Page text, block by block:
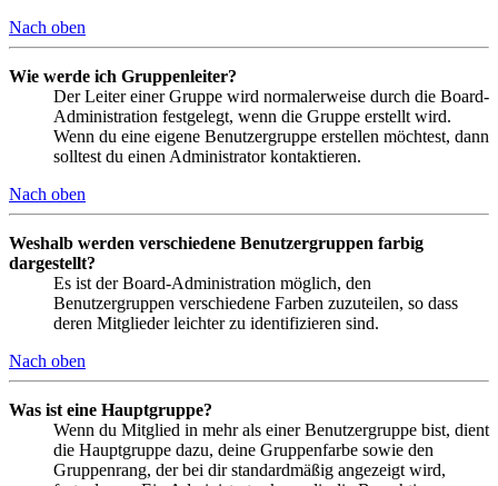
Nach oben
Wie werde ich Gruppenleiter?
Der Leiter einer Gruppe wird normalerweise durch die Board-
Administration festgelegt, wenn die Gruppe erstellt wird.
Wenn du eine eigene Benutzergruppe erstellen möchtest, dann
solltest du einen Administrator kontaktieren.
Nach oben
Weshalb werden verschiedene Benutzergruppen farbig
dargestellt?
Es ist der Board-Administration möglich, den
Benutzergruppen verschiedene Farben zuzuteilen, so dass
deren Mitglieder leichter zu identifizieren sind.
Nach oben
Was ist eine Hauptgruppe?
Wenn du Mitglied in mehr als einer Benutzergruppe bist, dient
die Hauptgruppe dazu, deine Gruppenfarbe sowie den
Gruppenrang, der bei dir standardmäßig angezeigt wird,